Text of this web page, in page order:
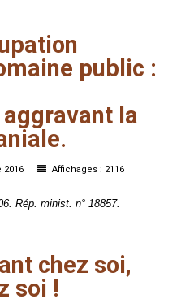
public :
aggravant la
2016 Affichages : 2116
Rép. minist. n° 18857.
chez soi,
soi !